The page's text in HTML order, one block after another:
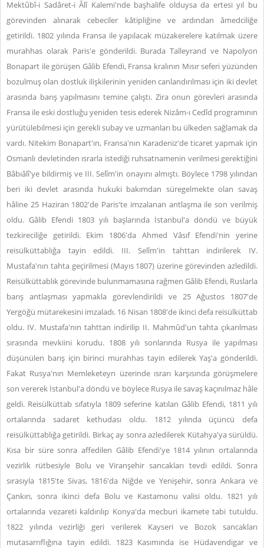
Mektûbî-i Sadâret-i Âlî Kalemi'nde başhalife olduysa da ertesi yıl bu
görevinden alınarak cebeciler kâtipliğine ve ardından âmedciliğe
getirildi. 1802 yılında Fransa ile yapılacak müzakerelere katılmak üzere
murahhas olarak Paris'e gönderildi. Burada Talleyrand ve Napolyon
Bonapart ile görüşen Gâlib Efendi, Fransa kralının Mısır seferi yüzünden
bozulmuş olan dostluk ilişkilerinin yeniden canlandırılması için iki devlet
arasında barış yapılmasını temine çalıştı. Zira onun görevleri arasında
Fransa ile eski dostluğu yeniden tesis ederek Nizâm-ı Cedîd programının
yürütülebilmesi için gerekli subay ve uzmanları bu ülkeden sağlamak da
vardı. Nitekim Bonapart'ın, Fransa'nın Karadeniz'de ticaret yapmak için
Osmanlı devletinden ısrarla istediği ruhsatnamenin verilmesi gerektiğini
Bâbıâlî'ye bildirmiş ve III. Selîm'in onayını almıştı. Böylece 1798 yılından
beri iki devlet arasında hukuki bakımdan süregelmekte olan savaş
hâline 25 Haziran 1802'de Paris'te imzalanan antlaşma ile son verilmiş
oldu. Gâlib Efendi 1803 yılı başlarında İstanbul'a döndü ve büyük
tezkireciliğe getirildi. Ekim 1806'da Ahmed Vâsıf Efendi'nin yerine
reisülküttablığa tayin edildi. III. Selîm'in tahttan indirilerek IV.
Mustafa'nın tahta geçirilmesi (Mayıs 1807) üzerine görevinden azledildi.
Reisülküttablık görevinde bulunmamasına rağmen Gâlib Efendi, Ruslarla
barış antlaşması yapmakla görevlendirildi ve 25 Ağustos 1807'de
Yergöğü mütarekesini imzaladı. 16 Nisan 1808'de ikinci defa reisülküttab
oldu. IV. Mustafa'nın tahttan indirilip II. Mahmûd'un tahta çıkarılması
sırasında mevkiini korudu. 1808 yılı sonlarında Rusya ile yapılması
düşünülen barış için birinci murahhas tayin edilerek Yaş'a gönderildi.
Fakat Rusya'nın Memleketeyn üzerinde ısrarı karşısında görüşmelere
son vererek İstanbul'a döndü ve böylece Rusya ile savaş kaçınılmaz hâle
geldi. Reisülküttab sıfatıyla 1809 seferine katılan Gâlib Efendi, 1811 yılı
ortalarında sadaret kethudası oldu. 1812 yılında üçüncü defa
reisülküttablığa getirildi. Birkaç ay sonra azledilerek Kütahya'ya sürüldü.
Kısa bir süre sonra affedilen Gâlib Efendi'ye 1814 yılının ortalarında
vezirlik rütbesiyle Bolu ve Viranşehir sancakları tevdi edildi. Sonra
sırasıyla 1815'te Sivas, 1816'da Niğde ve Yenişehir, sonra Ankara ve
Çankırı, sonra ikinci defa Bolu ve Kastamonu valisi oldu. 1821 yılı
ortalarında vezareti kaldırılıp Konya'da mecburi ikamete tabi tutuldu.
1822 yılında vezirliği geri verilerek Kayseri ve Bozok sancakları
mutasarrıflığına tayin edildi. 1823 Kasımında ise Hüdavendigar ve